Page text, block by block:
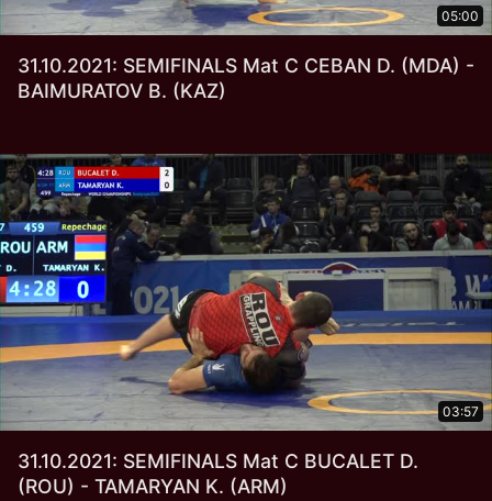
05:00
31.10.2021: SEMIFINALS Mat C CEBAN D. (MDA) -
BAIMURATOV B. (KAZ)
03:57
31.10.2021: SEMIFINALS Mat C BUCALET D.
(ROU) - TAMARYAN K. (ARM)